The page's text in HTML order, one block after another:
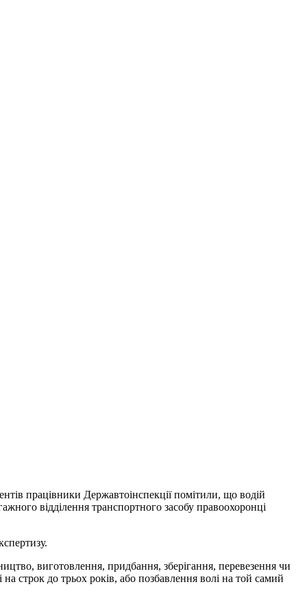
працівники Державтоінспекції помітили, що водій
відділення транспортного засобу правоохоронці
виготовлення, придбання, зберігання, перевезення чи
строк до трьох років, або позбавлення волі на той самий